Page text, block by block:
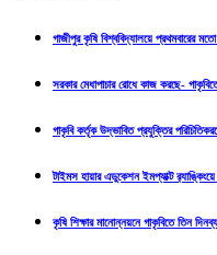
গাজীপুর কৃষি বিশ্ববিদ্যালয়ে প্রথমবারের
সরকার মেধাপাচার রোধে কাজ করছে-
গাকৃবি কর্তৃক উদ্ভাবিত প্রযুক্তির
টাইমস হায়ার এডুকেশন ইমপ্যাক্ট র‍্যাঙ্কিংয়ে
কৃষি শিক্ষার মানোন্নয়নে গাকৃবিতে তিন